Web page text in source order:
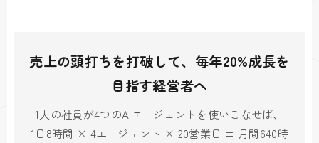
売上の頭打ちを打破して、毎年20%成長を
目指す経営者へ
1人の社員が4つのAIエージェントを使いこなせば、
1日8時間 × 4エージェント × 20営業日 = 月間640時